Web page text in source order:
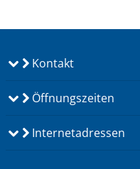
Kontakt
Öffnungszeiten
Internetadressen